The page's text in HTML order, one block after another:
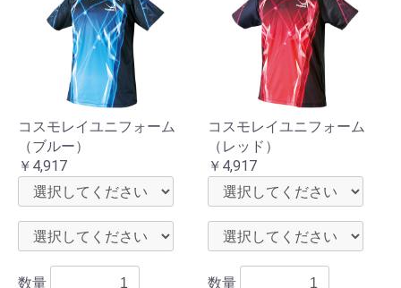
コスモレイユニフォーム
（ブルー）
￥4,917
数量
コスモレイユニフォーム
（レッド）
￥4,917
数量